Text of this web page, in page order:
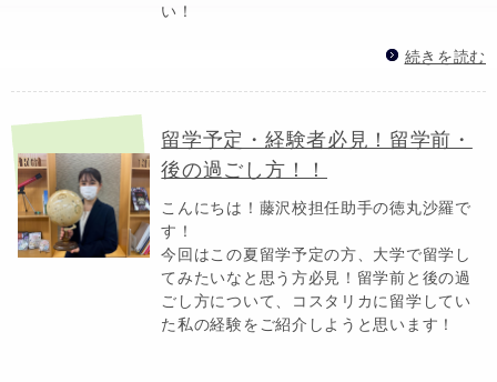
い！
続きを読む
留学予定・経験者必見！留学前・
後の過ごし方！！
こんにちは！藤沢校担任助手の徳丸沙羅で
す！
今回はこの夏留学予定の方、大学で留学し
てみたいなと思う方必見！留学前と後の過
ごし方について、コスタリカに留学してい
た私の経験をご紹介しようと思います！